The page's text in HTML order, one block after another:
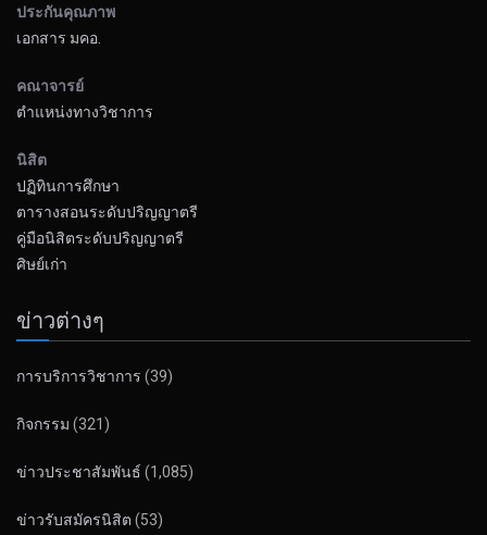
ประกันคุณภาพ
เอกสาร มคอ.
คณาจารย์
ตำแหน่งทางวิชาการ
นิสิต
ปฏิทินการศึกษา
ตารางสอนระดับปริญญาตรี
คู่มือนิสิตระดับปริญญาตรี
ศิษย์เก่า
ข่าวต่างๆ
การบริการวิชาการ (39)
กิจกรรม (321)
ข่าวประชาสัมพันธ์ (1,085)
ข่าวรับสมัครนิสิต (53)